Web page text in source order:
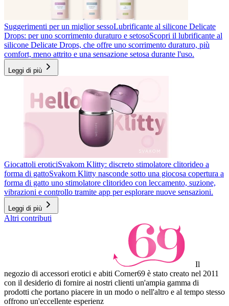
Suggerimenti per un miglior sessoLubrificante al silicone Delicate
Drops: per uno scorrimento duraturo e setosoScopri il lubrificante al
silicone Delicate Drops, che offre uno scorrimento duraturo, più
comfort, meno attrito e una sensazione setosa durante l'uso.
Leggi di più
Giocattoli eroticiSvakom Klitty: discreto stimolatore clitorideo a
forma di gattoSvakom Klitty nasconde sotto una giocosa copertura a
forma di gatto uno stimolatore clitorideo con leccamento, suzione,
vibrazioni e controllo tramite app per esplorare nuove sensazioni.
Leggi di più
Altri contributi
Il
negozio di accessori erotici e abiti Corner69 è stato creato nel 2011
con il desiderio di fornire ai nostri clienti un'ampia gamma di
prodotti che portano piacere in un modo o nell'altro e al tempo stesso
offrono un'eccellente esperienz